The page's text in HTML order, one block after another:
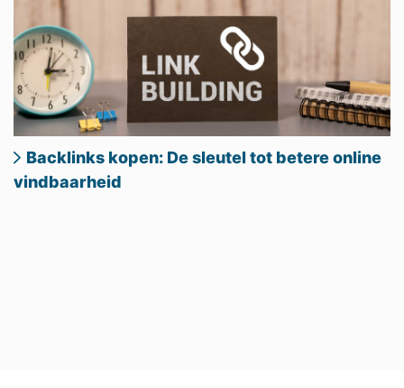
Backlinks kopen: De sleutel tot betere online
vindbaarheid